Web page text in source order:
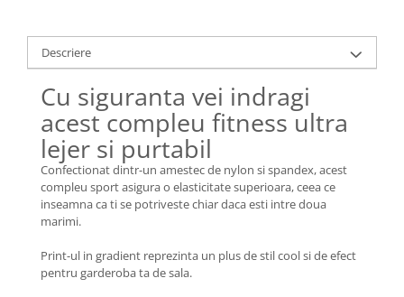
Descriere
Cu siguranta vei indragi
acest compleu fitness ultra
lejer si purtabil
Confectionat dintr-un amestec de nylon si spandex, acest
compleu sport asigura o elasticitate superioara, ceea ce
inseamna ca ti se potriveste chiar daca esti intre doua
marimi.
Print-ul in gradient reprezinta un plus de stil cool si de efect
pentru garderoba ta de sala.